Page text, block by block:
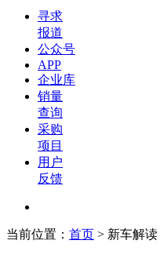
寻求
报道
公众号
APP
企业库
销量
查询
采购
项目
用户
反馈
当前位置： 首页 > 新车解读